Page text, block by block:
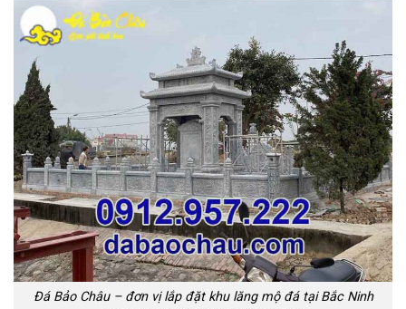
Đá Bảo Châu – đơn vị lắp đặt khu lăng mộ đá tại Bắc Ninh